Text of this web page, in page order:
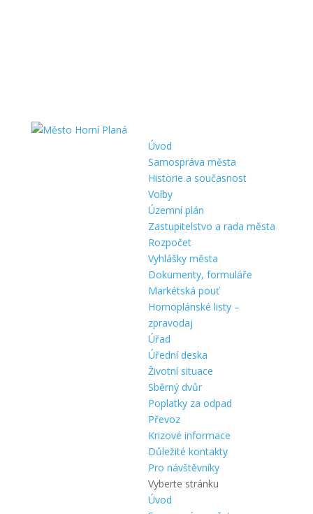
Úvod
Samospráva města
Historie a současnost
Volby
Územní plán
Zastupitelstvo a rada města
Rozpočet
Vyhlášky města
Dokumenty, formuláře
Markétská pouť
Hornoplánské listy –
zpravodaj
Úřad
Úřední deska
Životní situace
Sběrný dvůr
Poplatky za odpad
Převoz
Krizové informace
Důležité kontakty
Pro návštěvníky
Vyberte stránku
Úvod